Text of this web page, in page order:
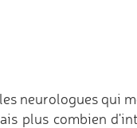
neurologues qui
plus combien